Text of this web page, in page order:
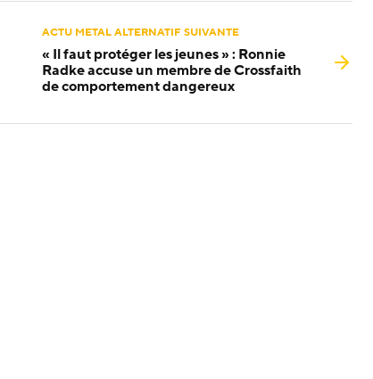
ACTU METAL ALTERNATIF SUIVANTE
« Il faut protéger les jeunes » : Ronnie
Radke accuse un membre de Crossfaith
de comportement dangereux